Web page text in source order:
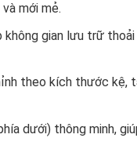
mới mẻ.
gian lưu trữ
theo kích thước kệ,
dưới) thông minh,